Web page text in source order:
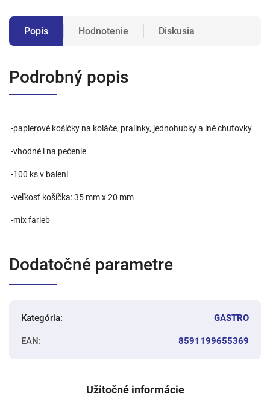
Popis Hodnotenie Diskusia
Podrobný popis
-papierové košíčky na koláče, pralinky, jednohubky a iné chuťovky
-vhodné i na pečenie
-100 ks v balení
-veľkosť košíčka: 35 mm x 20 mm
-mix farieb
Dodatočné parametre
Kategória: GASTRO
EAN: 8591199655369
Užitočné informácie